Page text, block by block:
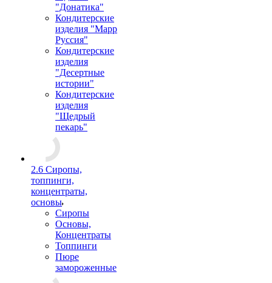
"Донатика"
Кондитерские
изделия "Марр
Руссия"
Кондитерские
изделия
"Десертные
истории"
Кондитерские
изделия
"Щедрый
пекарь"
2.6 Сиропы,
топпинги,
концентраты,
основы
Сиропы
Основы,
Концентраты
Топпинги
Пюре
замороженные